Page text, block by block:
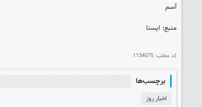
آسم
منبع: ایسنا
کد مطلب: 1134075
برچسب‌ها
اخبار روز